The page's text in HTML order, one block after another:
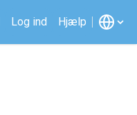
Log ind Hjælp